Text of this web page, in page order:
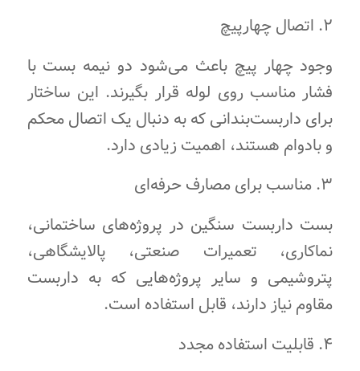
۲. اتصال چهارپیچ
وجود چهار پیچ باعث می‌شود دو نیمه بست با
فشار مناسب روی لوله قرار بگیرند. این ساختار
برای داربست‌بندانی که به دنبال یک اتصال محکم
و بادوام هستند، اهمیت زیادی دارد.
۳. مناسب برای مصارف حرفه‌ای
بست داربست سنگین در پروژه‌های ساختمانی،
نماکاری، تعمیرات صنعتی، پالایشگاهی،
پتروشیمی و سایر پروژه‌هایی که به داربست
مقاوم نیاز دارند، قابل استفاده است.
۴. قابلیت استفاده مجدد